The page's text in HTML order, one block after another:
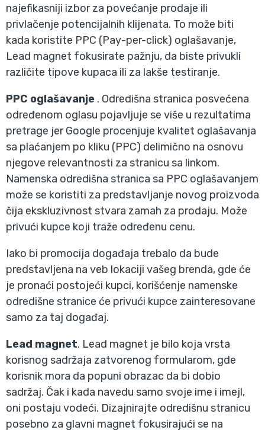
najefikasniji izbor za povećanje prodaje ili
privlačenje potencijalnih klijenata. To može biti
kada koristite PPC (Pay-per-click) oglašavanje,
Lead magnet fokusirate pažnju, da biste privukli
različite tipove kupaca ili za lakše testiranje.
PPC oglašavanje . Odredišna stranica posvećena
određenom oglasu pojavljuje se više u rezultatima
pretrage jer Google procenjuje kvalitet oglašavanja
sa plaćanjem po kliku (PPC) delimično na osnovu
njegove relevantnosti za stranicu sa linkom.
Namenska odredišna stranica sa PPC oglašavanjem
može se koristiti za predstavljanje novog proizvoda
čija ekskluzivnost stvara zamah za prodaju. Može
privući kupce koji traže određenu cenu.
Iako bi promocija događaja trebalo da bude
predstavljena na veb lokaciji vašeg brenda, gde će
je pronaći postojeći kupci, korišćenje namenske
odredišne stranice će privući kupce zainteresovane
samo za taj događaj.
Lead magnet. Lead magnet je bilo koja vrsta
korisnog sadržaja zatvorenog formularom, gde
korisnik mora da popuni obrazac da bi dobio
sadržaj. Čak i kada navedu samo svoje ime i imejl,
oni postaju vodeći. Dizajnirajte odredišnu stranicu
posebno za glavni magnet fokusirajući se na